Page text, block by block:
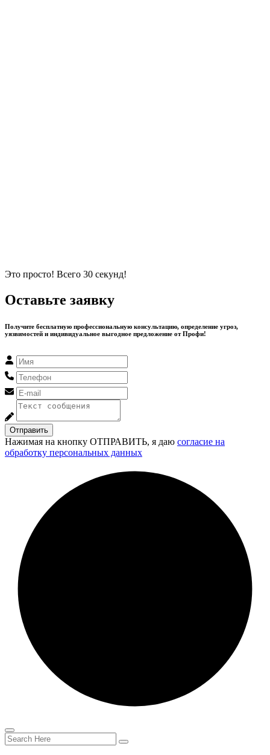
Это просто! Всего 30 секунд!
Оставьте заявку
Получите бесплатную профессиональную консультацию, определение угроз,
уязвимостей и индивидуальное выгодное предложение от Профи!
Отправить
Нажимая на кнопку ОТПРАВИТЬ, я даю согласие на
обработку персональных данных